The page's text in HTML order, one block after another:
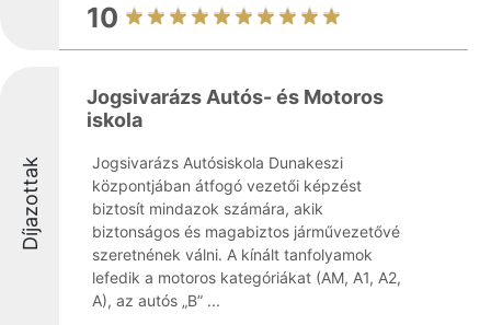
10
Díjazottak
Jogsivarázs Autós- és Motoros
iskola
Jogsivarázs Autósiskola Dunakeszi
központjában átfogó vezetői képzést
biztosít mindazok számára, akik
biztonságos és magabiztos járművezetővé
szeretnének válni. A kínált tanfolyamok
lefedik a motoros kategóriákat (AM, A1, A2,
A), az autós „B” ...